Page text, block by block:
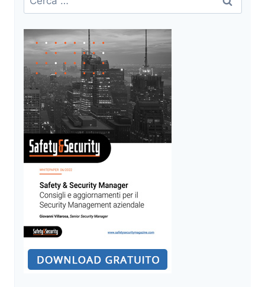
2025:
TECNOLOGIE,
COMPETENZE
E
VISIONE
PER
GLI
OPERATORI
DI
SECURITY
&
FIRE
per: